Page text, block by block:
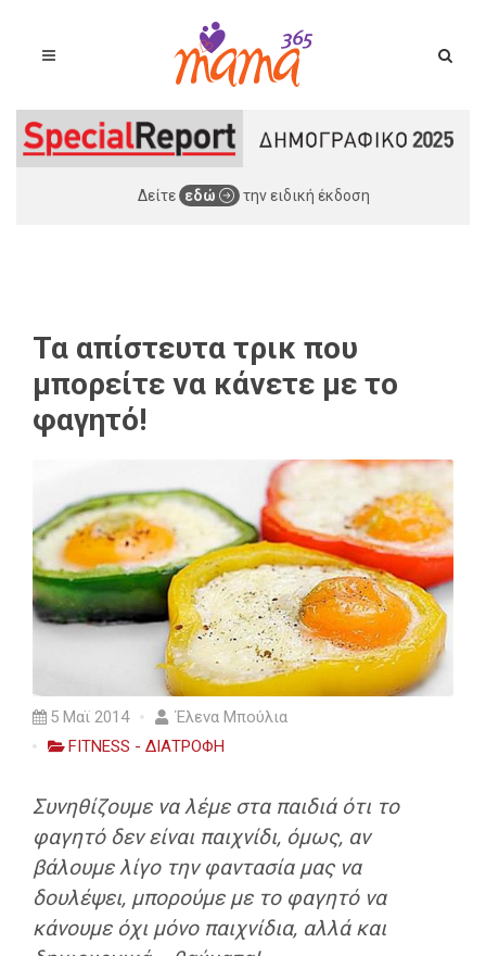
Δείτε εδώ την ειδική έκδοση
Τα απίστευτα τρικ που
μπορείτε να κάνετε με το
φαγητό!
5 Μαϊ 2014
Έλενα Μπούλια
FITNESS - ΔΙΑΤΡΟΦΗ
Συνηθίζουμε να λέμε στα παιδιά ότι το
φαγητό δεν είναι παιχνίδι, όμως, αν
βάλουμε λίγο την φαντασία μας να
δουλέψει, μπορούμε με το φαγητό να
κάνουμε όχι μόνο παιχνίδια, αλλά και